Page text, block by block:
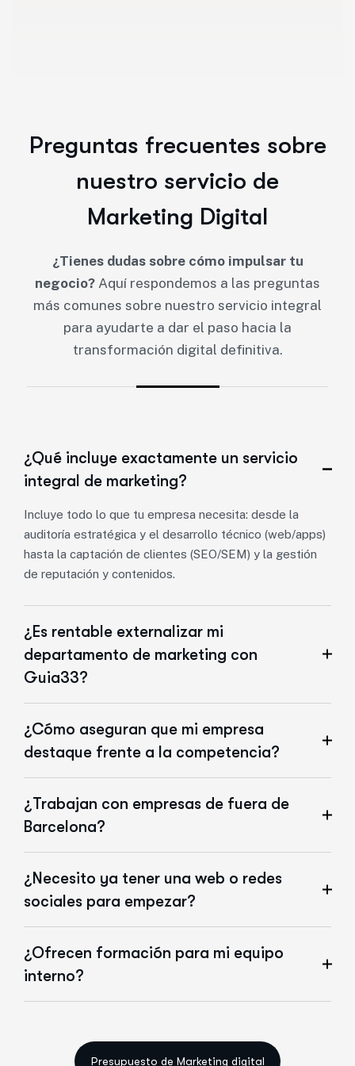
Preguntas frecuentes sobre
nuestro servicio de
Marketing Digital
¿Tienes dudas sobre cómo impulsar tu
negocio? Aquí respondemos a las preguntas
más comunes sobre nuestro servicio integral
para ayudarte a dar el paso hacia la
transformación digital definitiva.
¿Qué incluye exactamente un servicio
integral de marketing?
Incluye todo lo que tu empresa necesita: desde la
auditoría estratégica y el desarrollo técnico (web/apps)
hasta la captación de clientes (SEO/SEM) y la gestión
de reputación y contenidos.
¿Es rentable externalizar mi
departamento de marketing con
Guia33?
¿Cómo aseguran que mi empresa
destaque frente a la competencia?
¿Trabajan con empresas de fuera de
Barcelona?
¿Necesito ya tener una web o redes
sociales para empezar?
¿Ofrecen formación para mi equipo
interno?